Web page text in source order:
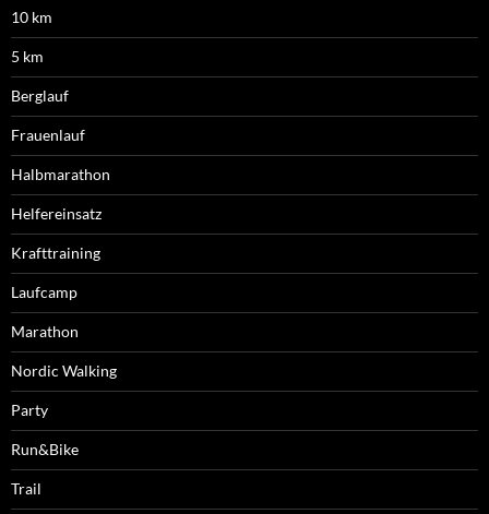
10 km
5 km
Berglauf
Frauenlauf
Halbmarathon
Helfereinsatz
Krafttraining
Laufcamp
Marathon
Nordic Walking
Party
Run&Bike
Trail